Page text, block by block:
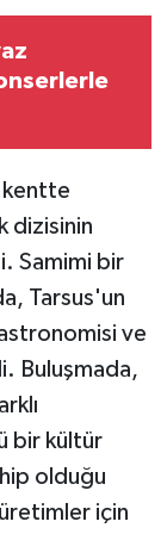
kentte
dizisinin
Samimi bir
Tarsus'un
ve
Buluşmada,
bir kültür
olduğu
için